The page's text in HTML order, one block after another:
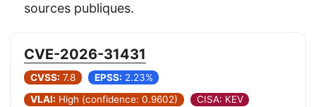
sources publiques.
CVE-2026-31431
CVSS: 7.8 EPSS: 2.23%
VLAI: High (confidence: 0.9602) CISA: KEV